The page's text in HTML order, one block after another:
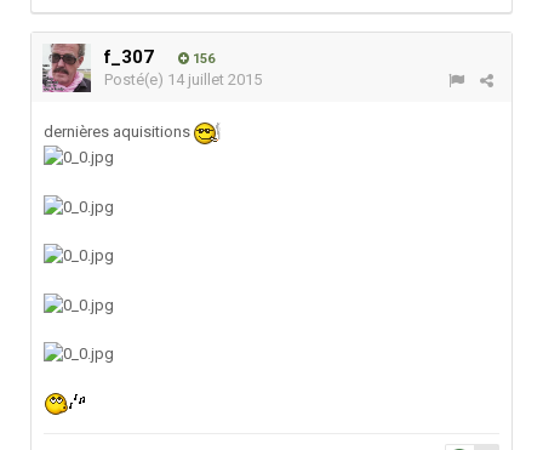
f_307 156
Posté(e) 14 juillet 2015
dernières aquisitions